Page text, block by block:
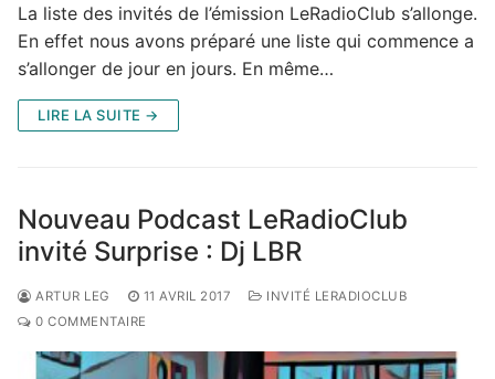
La liste des invités de l’émission LeRadioClub s’allonge.
En effet nous avons préparé une liste qui commence a
s’allonger de jour en jours. En même…
LIRE LA SUITE →
Nouveau Podcast LeRadioClub
invité Surprise : Dj LBR
ARTUR LEG 11 AVRIL 2017
INVITÉ LERADIOCLUB
0 COMMENTAIRE